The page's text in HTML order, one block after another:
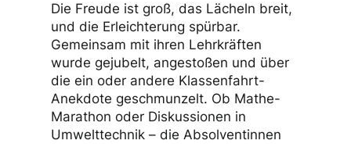
Die Freude ist groß, das Lächeln breit,
und die Erleichterung spürbar.
Gemeinsam mit ihren Lehrkräften
wurde gejubelt, angestoßen und über
die ein oder andere Klassenfahrt-
Anekdote geschmunzelt. Ob Mathe-
Marathon oder Diskussionen in
Umwelttechnik – die Absolventinnen